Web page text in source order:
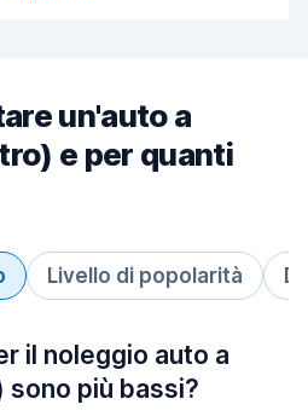
un'auto a
e per quanti
Livello di popolarità
il noleggio auto a
sono più bassi?